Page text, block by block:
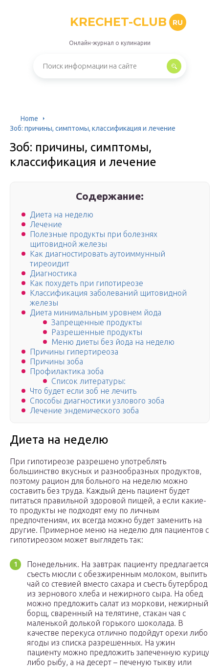
KRECHET-CLUB RU
Онлайн-журнал о кулинарии
Home
Зоб: причины, симптомы, классификация и лечение
Зоб: причины, симптомы,
классификация и лечение
Содержание:
Диета на неделю
Лечение
Полезные продукты при болезнях
щитовидной железы
Как диагностировать аутоиммунный
тиреоидит
Диагностика
Как похудеть при гипотиреозе
Классификация заболеваний щитовидной
железы
Диета минимальным уровнем йода
Запрещенные продукты
Разрешенные продукты
Меню диеты без йода на неделю
Причины гипертиреоза
Причины зоба
Профилактика зоба
Список литературы:
Что будет если зоб не лечить
Способы диагностики узлового зоба
Лечение эндемического зоба
Диета на неделю
При гипотиреозе разрешено употреблять
большинство вкусных и разнообразных продуктов,
поэтому рацион для больного на неделю можно
составить без труда. Каждый день пациент будет
питаться правильной здоровой пищей, а если какие-
то продукты не подходят ему по личным
предпочтениям, их всегда можно будет заменить на
другие. Примерное меню на неделю для пациентов с
гипотиреозом может выглядеть так:
Понедельник. На завтрак пациенту предлагается
съесть мюсли с обезжиренным молоком, выпить
чай со стевией вместо сахара и съесть бутерброд
из зернового хлеба и нежирного сыра. На обед
можно предложить салат из моркови, нежирный
борщ, сваренный на телятине, стакан чая с
маленькой долькой горького шоколада. В
качестве перекуса отлично подойдут орехи либо
ягоды из списка разрешенных. На ужин
пациенту можно предложить запеченную курицу
либо рыбу, а на десерт – печеную тыкву или